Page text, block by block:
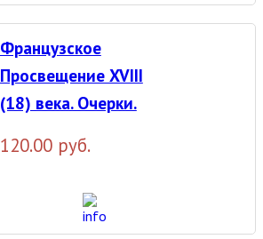
Французское
Просвещение XVIII
(18) века. Очерки.
120.00 руб.